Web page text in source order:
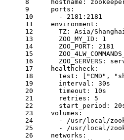
8
9
10
11
12
13
14
15
16
17
18
19
20
21
22
23
24
25
26
hostname:
ports:
-
2181 :2181
environment:
TZ:
Asia/
ZOO_MY_ID:
1
ZOO_PORT:
2181
ZOO_SERVERS:
healthcheck:
test:
"CMD" ,
interval:
30s
timeout:
10s
retries:
5
start_period:
volumes:
-
/usr/local/
-
/usr/local/
networks: